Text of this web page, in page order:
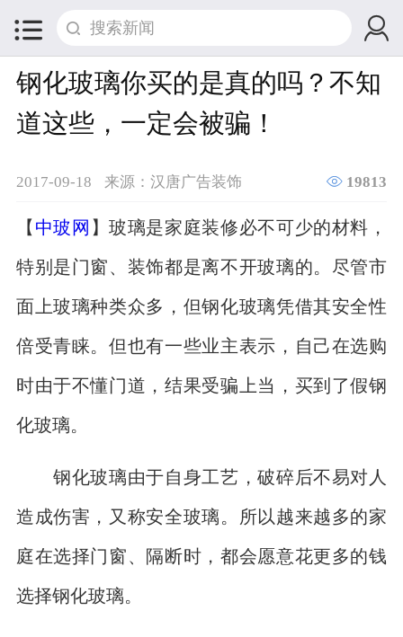
 
钢化玻璃你买的是真的吗？不知
道这些，一定会被骗！
2017-09-18 来源：汉唐广告装饰  19813
【 中玻网 】玻璃是家庭装修必不可少的材料，
特别是门窗、装饰都是离不开玻璃的。尽管市
面上玻璃种类众多，但钢化玻璃凭借其安全性
倍受青睐。但也有一些业主表示，自己在选购
时由于不懂门道，结果受骗上当，买到了假钢
化玻璃。
钢化玻璃由于自身工艺，破碎后不易对人
造成伤害，又称安全玻璃。所以越来越多的家
庭在选择门窗、隔断时，都会愿意花更多的钱
选择钢化玻璃。